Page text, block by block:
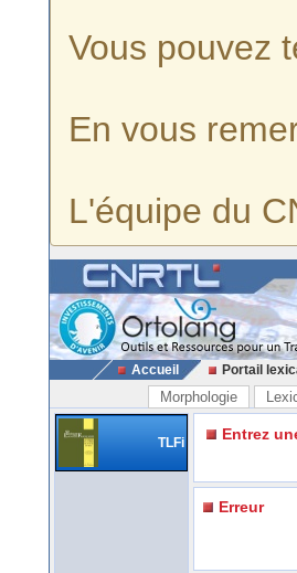
Vous pouvez
En vous
L'équipe du
Accueil Portail
Morphologie
TLFi Entrez
Erreur